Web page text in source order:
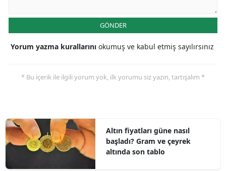
GÖNDER
Yorum yazma kurallarını okumuş ve kabul etmiş sayılırsınız
* Bu içerik ile ilgili yorum yok, ilk yorumu siz yazın, tartışalım *
Altın fiyatları güne nasıl
başladı? Gram ve çeyrek
altında son tablo